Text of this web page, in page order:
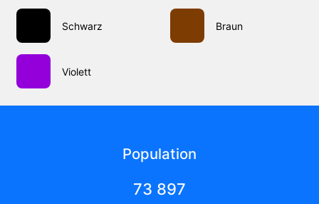
Schwarz Braun
Violett
Population
73 897